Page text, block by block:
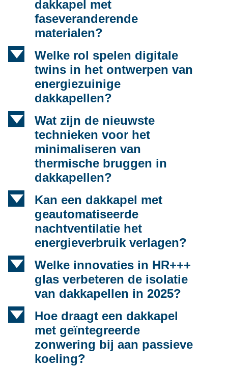
dakkapel met
faseveranderende
materialen?
d
Welke rol spelen digitale
twins in het ontwerpen van
energiezuinige
dakkapellen?
d
Wat zijn de nieuwste
technieken voor het
minimaliseren van
thermische bruggen in
dakkapellen?
d
Kan een dakkapel met
geautomatiseerde
nachtventilatie het
energieverbruik verlagen?
d
Welke innovaties in HR+++
glas verbeteren de isolatie
van dakkapellen in 2025?
d
Hoe draagt een dakkapel
met geïntegreerde
zonwering bij aan passieve
koeling?